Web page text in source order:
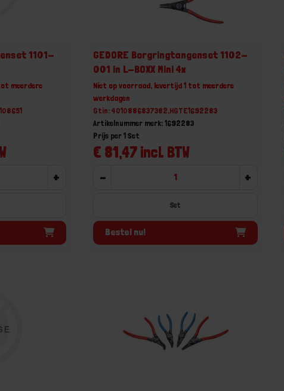
1101-
meerdere
+
GEDORE Borgringtangenset 1102-
001 in L-BOXX Mini 4x
Niet op voorraad, levertijd 1 tot meerdere
werkdagen
Gtin: 4010886837382,HGTE1692283
Artikelnummer merk: 1692283
€ 81,47 incl. BTW
Prijs per 1 Set
- +
Set
Bestel nu!